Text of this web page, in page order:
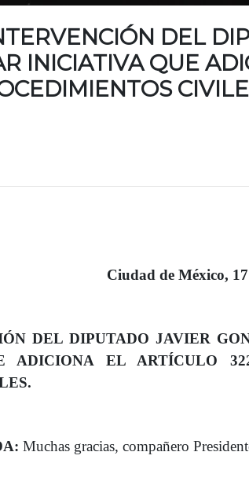
DEL
INICIATIVA QUE
Ciudad de México,
DEL DIPUTADO JAVIER
ADICIONA EL ARTÍCULO
Muchas gracias, compañero